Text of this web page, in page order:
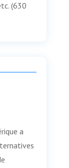
(630
a